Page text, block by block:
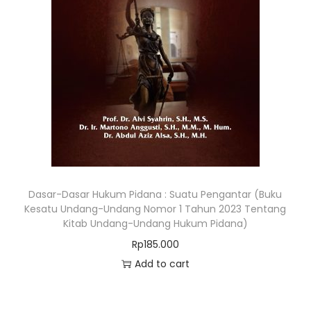
Dasar-Dasar Hukum Pidana : Suatu Pengantar (Buku
Kesatu Undang-Undang Nomor 1 Tahun 2023 Tentang
Kitab Undang-Undang Hukum Pidana)
Rp185.000
Add to cart